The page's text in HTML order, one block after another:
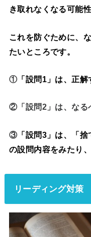
き取れなくなる可能
これを防ぐために、
たいところです。
①「設問1」は、正解
②「設問2」は、なる
③「設問3」は、「捨
の設問内容をみたり
リーディング対策